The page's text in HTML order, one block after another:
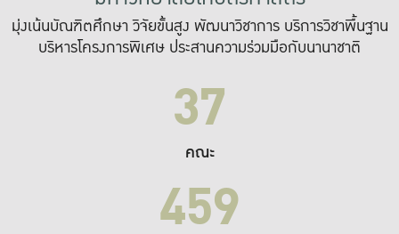
มุ่งเน้นบัณฑิตศึกษา วิจัยขั้นสูง พัฒนาวิชาการ บริการวิชาพื้นฐาน
บริหารโครงการพิเศษ ประสานความร่วมมือกับนานาชาติ
37
คณะ
459